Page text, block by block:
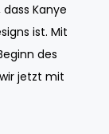
Kanye
ist. Mit
des
jetzt mit